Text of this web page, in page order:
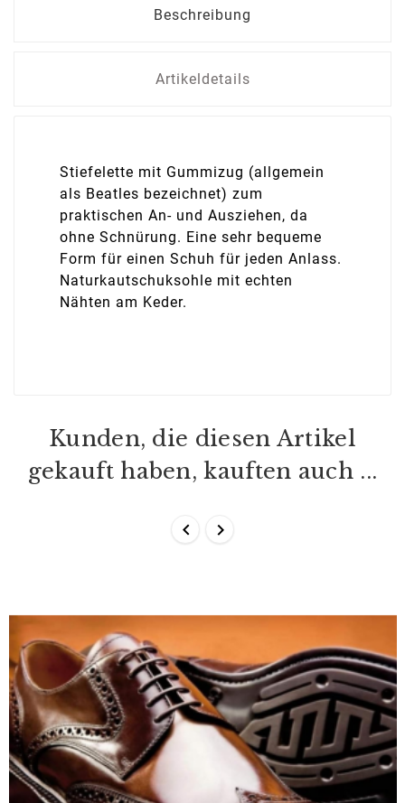
Beschreibung
Artikeldetails
Stiefelette mit Gummizug (allgemein
als Beatles bezeichnet) zum
praktischen An- und Ausziehen, da
ohne Schnürung. Eine sehr bequeme
Form für einen Schuh für jeden Anlass.
Naturkautschuksohle mit echten
Nähten am Keder.
Kunden, die diesen Artikel
gekauft haben, kauften auch ...
 